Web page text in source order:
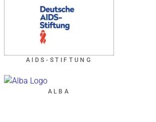
AIDS-STIFTUNG
ALBA